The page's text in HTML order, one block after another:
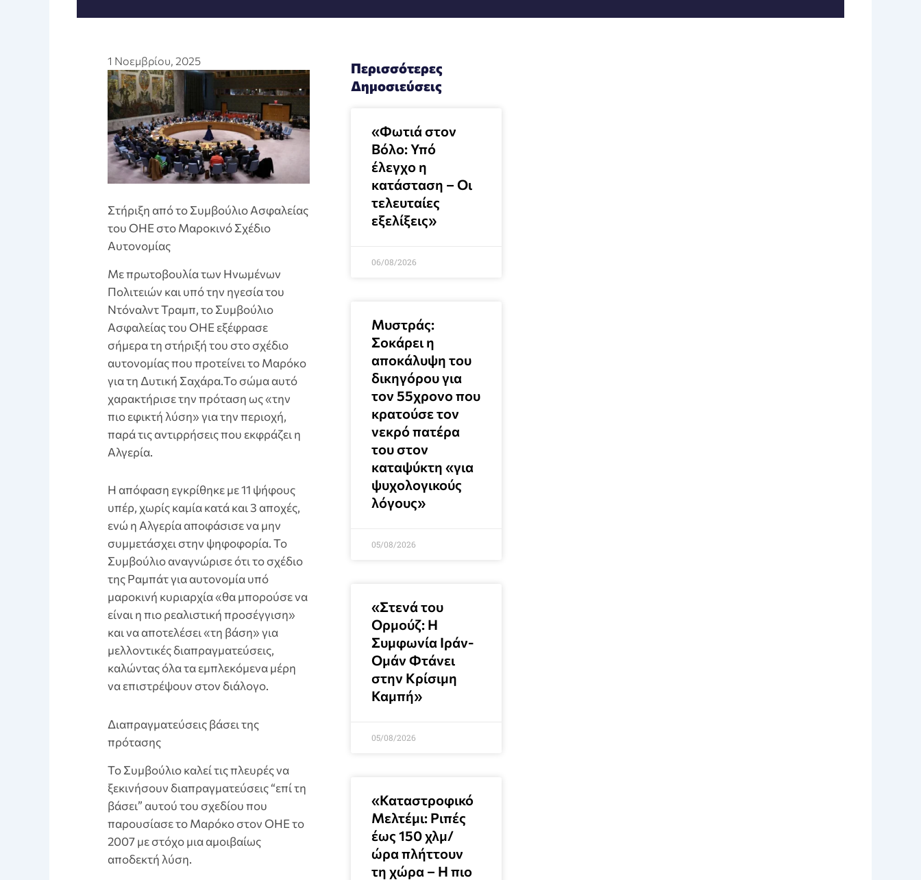
1 Νοεμβρίου, 2025
Στήριξη από το Συμβούλιο Ασφαλείας
του ΟΗΕ στο Μαροκινό Σχέδιο
Αυτονομίας
Με πρωτοβουλία των Ηνωμένων
Πολιτειών και υπό την ηγεσία του
Ντόναλντ Τραμπ, το Συμβούλιο
Ασφαλείας του ΟΗΕ εξέφρασε
σήμερα τη στήριξή του στο σχέδιο
αυτονομίας που προτείνει το Μαρόκο
για τη Δυτική Σαχάρα.Το σώμα αυτό
χαρακτήρισε την πρόταση ως «την
πιο εφικτή λύση» για την περιοχή,
παρά τις αντιρρήσεις που εκφράζει η
Αλγερία.
Η απόφαση εγκρίθηκε με 11 ψήφους
υπέρ, χωρίς καμία κατά και 3 αποχές,
ενώ η Αλγερία αποφάσισε να μην
συμμετάσχει στην ψηφοφορία. Το
Συμβούλιο αναγνώρισε ότι το σχέδιο
της Ραμπάτ για αυτονομία υπό
μαροκινή κυριαρχία «θα μπορούσε να
είναι η πιο ρεαλιστική προσέγγιση»
και να αποτελέσει «τη βάση» για
μελλοντικές διαπραγματεύσεις,
καλώντας όλα τα εμπλεκόμενα μέρη
να επιστρέψουν στον διάλογο.
Διαπραγματεύσεις βάσει της
πρότασης
Το Συμβούλιο καλεί τις πλευρές να
ξεκινήσουν διαπραγματεύσεις “επί τη
βάσει” αυτού του σχεδίου που
παρουσίασε το Μαρόκο στον ΟΗΕ το
2007 με στόχο μια αμοιβαίως
αποδεκτή λύση.
Περισσότερες
Δημοσιεύσεις
«Φωτιά στον
Βόλο: Υπό
έλεγχο η
κατάσταση – Οι
τελευταίες
εξελίξεις»
06/08/2026
Μυστράς:
Σοκάρει η
αποκάλυψη του
δικηγόρου για
τον 55χρονο που
κρατούσε τον
νεκρό πατέρα
του στον
καταψύκτη «για
ψυχολογικούς
λόγους»
05/08/2026
«Στενά του
Ορμούζ: Η
Συμφωνία Ιράν-
Ομάν Φτάνει
στην Κρίσιμη
Καμπή»
05/08/2026
«Καταστροφικό
Μελτέμι: Ριπές
έως 150 χλμ/
ώρα πλήττουν
τη χώρα – Η πιο